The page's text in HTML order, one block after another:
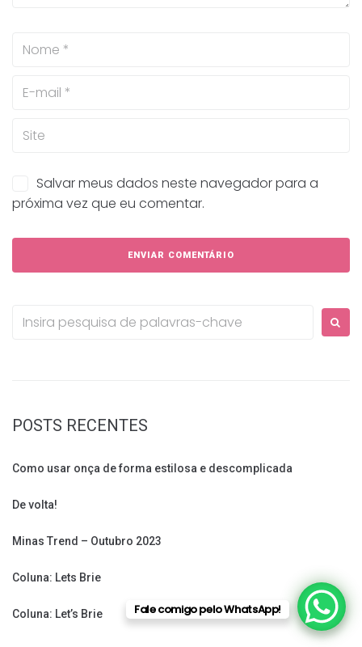
Salvar meus dados neste navegador para a
próxima vez que eu comentar.
Procurar:
POSTS RECENTES
Como usar onça de forma estilosa e descomplicada
De volta!
Minas Trend – Outubro 2023
Coluna: Lets Brie
Coluna: Let’s Brie Fale comigo pelo WhatsApp!